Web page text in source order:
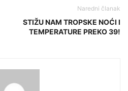
Naredni članak
STIŽU NAM TROPSKE NOĆI I
TEMPERATURE PREKO 39!